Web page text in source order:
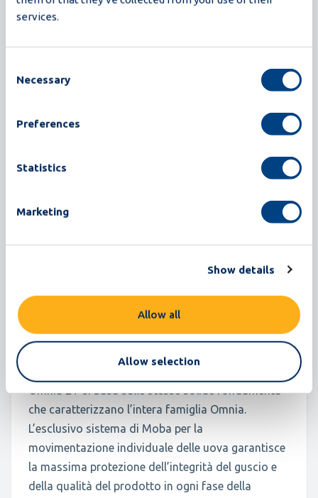
services.
Selection
Necessary
Preferences
Statistics
Marketing
Show details
Allow all
Allow selection
Omnia ET
180.000 uova/ora
Omnia ET si basa sulle stesse solide fondamenta
che caratterizzano l’intera famiglia Omnia.
L’esclusivo sistema di Moba per la
movimentazione individuale delle uova garantisce
la massima protezione dell’integrità del guscio e
della qualità del prodotto in ogni fase della